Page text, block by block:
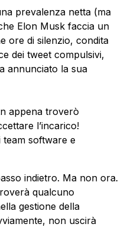
prevalenza netta (ma
Elon Musk faccia un
ore di silenzio, condita
dei tweet compulsivi,
annunciato la sua
appena troverò
l’incarico!
team software e
indietro. Ma non ora.
qualcuno
gestione della
non uscirà